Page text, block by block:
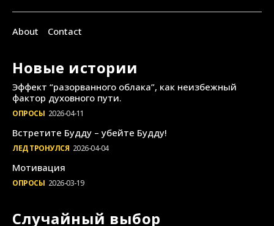
About Contact
Новые истории
Эффект “разорванного облака”, как неизбежный
фактор духовного пути.
ОПРОСЫ 2026-04-11
Встретите Будду – убейте Будду!
ЛЕД ТРОНУЛСЯ 2026-04-04
Мотивация
ОПРОСЫ 2026-03-19
Случайный выбор